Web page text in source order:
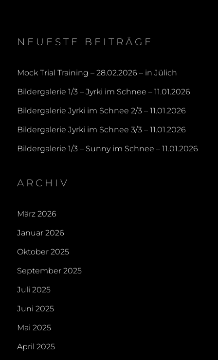
NEUESTE BEITRÄGE
Mock Trial Training – 28.02.2026 – in Jülich
Bildergalerie 1/3 – Jyrki im Schnee – 11.01.2026
Bildergalerie Jyrki im Schnee 2/3 – 11.01.2026
Bildergalerie Jyrki im Schnee 3/3 – 11.01.2026
Bildergalerie 1/3 – Sunny im Schnee – 11.01.2026
ARCHIV
März 2026
Januar 2026
Oktober 2025
September 2025
Juli 2025
Juni 2025
Mai 2025
April 2025